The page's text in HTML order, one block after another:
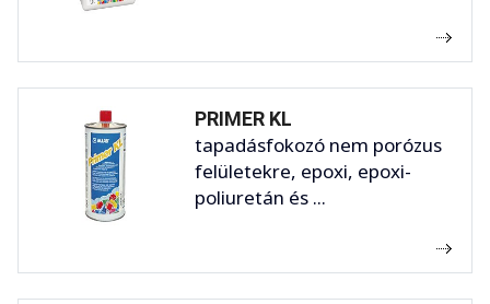
PRIMER KL
tapadásfokozó nem porózus
felületekre, epoxi, epoxi-
poliuretán és ...